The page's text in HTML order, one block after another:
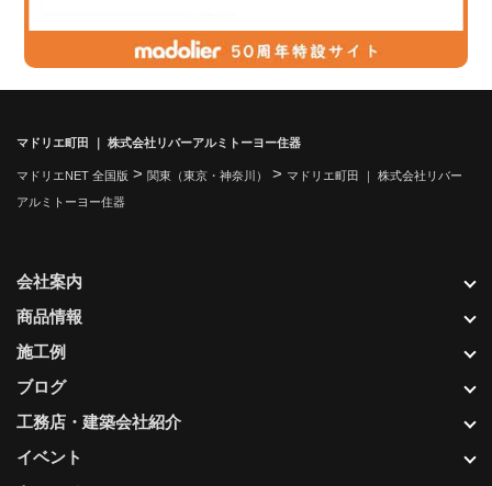
マドリエ町田 ｜ 株式会社リバーアルミトーヨー住器
マドリエNET 全国版 > 関東（東京・神奈川） > マドリエ町田 ｜ 株式会社リバー
アルミトーヨー住器
会社案内
商品情報
施工例
ブログ
工務店・建築会社紹介
イベント